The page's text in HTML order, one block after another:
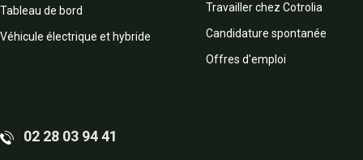
Tableau de bord
Véhicule électrique et hybride
Travailler chez Cotrolia
Candidature spontanée
Offres d'emploi
02 28 03 94 41